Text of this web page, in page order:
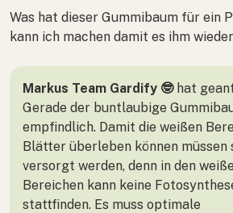
Was hat dieser Gummibaum für ein
kann ich machen damit es ihm
Markus Team Gardify 🤓hat
Gerade der buntlaubige
empfindlich. Damit die weißen
Blätter überleben können müssen
versorgt werden, denn in den
Bereichen kann keine
stattfinden. Es muss optimale